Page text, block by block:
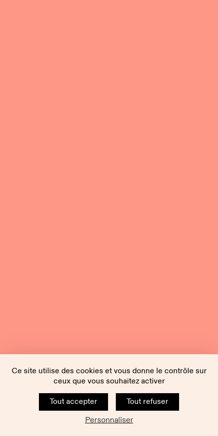
Ce site utilise des cookies et vous donne le contrôle sur
ceux que vous souhaitez activer
Tout accepter
Tout refuser
Personnaliser